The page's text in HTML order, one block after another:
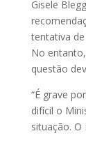
Gisele
tentativa
No
questão
“É grave
difícil o
situação. O